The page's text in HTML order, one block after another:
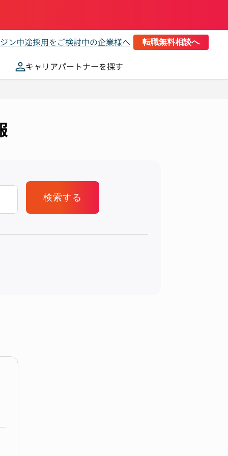
ン中途採用をご検討中の企業様へ 転職無料相談へ
キャリアパートナーを探す
検索する